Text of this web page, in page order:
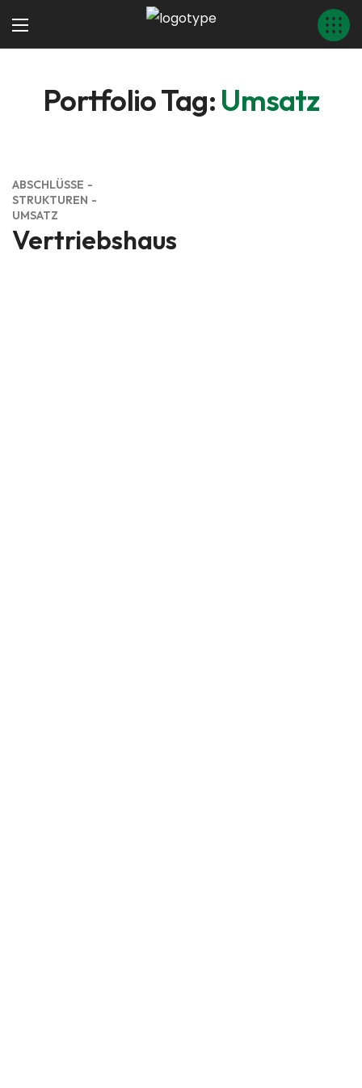
Portfolio Tag: Umsatz
ABSCHLÜSSE
STRUKTUREN
UMSATZ
Vertriebshaus